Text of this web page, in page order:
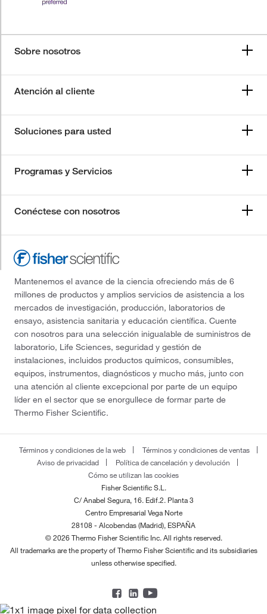
Sobre nosotros
Atención al cliente
Soluciones para usted
Programas y Servicios
Conéctese con nosotros
Mantenemos el avance de la ciencia ofreciendo más de 6
millones de productos y amplios servicios de asistencia a los
mercados de investigación, producción, laboratorios de
ensayo, asistencia sanitaria y educación científica. Cuente
con nosotros para una selección inigualable de suministros de
laboratorio, Life Sciences, seguridad y gestión de
instalaciones, incluidos productos químicos, consumibles,
equipos, instrumentos, diagnósticos y mucho más, junto con
una atención al cliente excepcional por parte de un equipo
líder en el sector que se enorgullece de formar parte de
Thermo Fisher Scientific.
Términos y condiciones de la web
Términos y condiciones de ventas
Aviso de privacidad
Política de cancelación y devolución
Cómo se utilizan las cookies
Fisher Scientific S.L.
C/ Anabel Segura, 16. Edif.2. Planta 3
Centro Empresarial Vega Norte
28108 - Alcobendas (Madrid), ESPAÑA
© 2026 Thermo Fisher Scientific Inc. All rights reserved.
All trademarks are the property of Thermo Fisher Scientific and its subsidiaries
unless otherwise specified.